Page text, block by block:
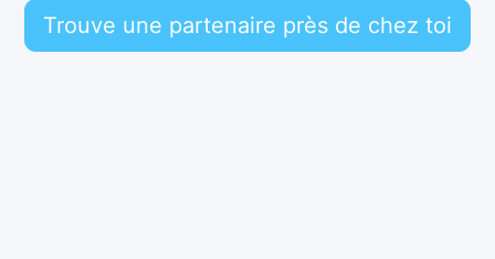
Trouve une partenaire près de chez toi